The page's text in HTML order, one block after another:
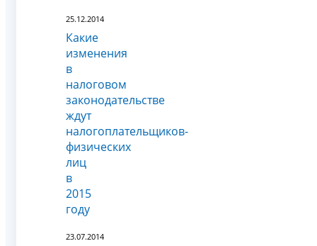
25.12.2014
Какие
изменения
в
налоговом
законодательстве
ждут
налогоплательщиков-
физических
лиц
в
2015
году
23.07.2014